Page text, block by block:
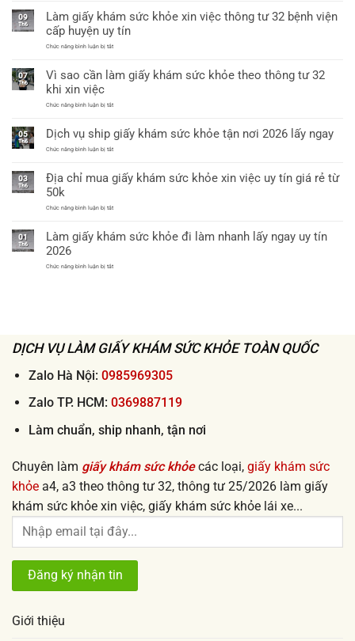
không?
uy
tín
tại
Nội
khám
09
Th6
Làm giấy khám sức khỏe xin việc thông tư 32 bệnh viện
cấp huyện uy tín
Chức năng bình luận bị tắtở
khám
sức
việc
32
bệnh
viện
uy
tín
07
Th6
Vì sao cần làm giấy khám sức khỏe theo thông tư 32
khi xin việc
Chức năng bình luận bị tắtở
cần
làm
giấy
khỏe
theo
32
việc
05
Th6
Dịch vụ ship giấy khám sức khỏe tận nơi 2026 lấy ngay
Chức năng bình luận bị tắtở
ship
giấy
khỏe
2026
03
Th6
Địa chỉ mua giấy khám sức khỏe xin việc uy tín giá rẻ từ
50k
Chức năng bình luận bị tắtở
mua
giấy
khỏe
01
Th6
Làm giấy khám sức khỏe đi làm nhanh lấy ngay uy tín
2026
Chức năng bình luận bị tắtở
lấy
ngay
tín
2026
DỊCH VỤ LÀM GIẤY KHÁM SỨC KHỎE TOÀN QUỐC
Zalo Hà Nội: 0985969305
Zalo TP. HCM: 0369887119
Làm chuẩn, ship nhanh, tận nơi
Chuyên làm giấy khám sức khỏecác loại, giấy khám sức
khỏe a4, a3 theo thông tư 32, thông tư 25/2026 làm giấy
khám sức khỏe xin việc, giấy khám sức khỏe lái xe...
Giới thiệu